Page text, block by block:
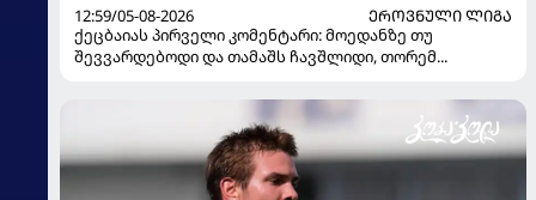
12:59/05-08-2026
ᲔᲠᲝᲕᲜᲣᲚᲘ ᲚᲘᲒᲐ
ქეცბაიას პირველი კომენტარი: მოედანზე თუ
შევვარდებოდი და თამაშს ჩავშლიდი, თორემ...